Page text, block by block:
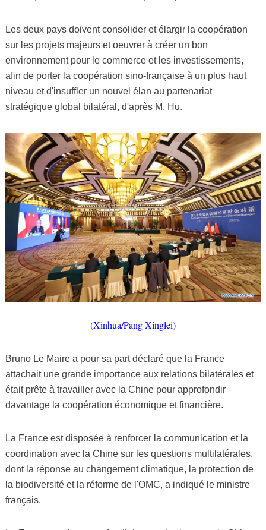
Les deux pays doivent consolider et élargir la coopération
sur les projets majeurs et oeuvrer à créer un bon
environnement pour le commerce et les investissements,
afin de porter la coopération sino-française à un plus haut
niveau et d'insuffler un nouvel élan au partenariat
stratégique global bilatéral, d'après M. Hu.
(Xinhua/Pang Xinglei)
Bruno Le Maire a pour sa part déclaré que la France
attachait une grande importance aux relations bilatérales et
était prête à travailler avec la Chine pour approfondir
davantage la coopération économique et financière.
La France est disposée à renforcer la communication et la
coordination avec la Chine sur les questions multilatérales,
dont la réponse au changement climatique, la protection de
la biodiversité et la réforme de l'OMC, a indiqué le ministre
français.